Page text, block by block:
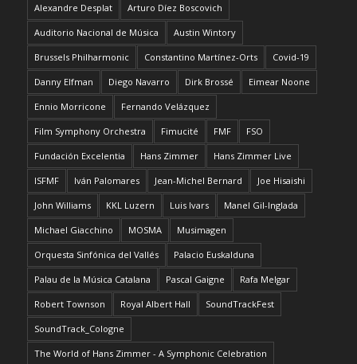
Alexandre Desplat Arturo Díez Boscovich
Auditorio Nacional de Música Austin Wintory
Brussels Philharmonic Constantino Martínez-Orts Covid-19
Danny Elfman Diego Navarro Dirk Brossé Eimear Noone
Ennio Morricone Fernando Velázquez
Film Symphony Orchestra Fimucité FMF FSO
Fundación Excelentia Hans Zimmer Hans Zimmer Live
ISFMF Iván Palomares Jean-Michel Bernard Joe Hisaishi
John Williams KKL Luzern Luis Ivars Manel Gil-Inglada
Michael Giacchino MOSMA Musimagen
Orquesta Sinfónica del Vallés Palacio Euskalduna
Palau de la Música Catalana Pascal Gaigne Rafa Melgar
Robert Townson Royal Albert Hall SoundTrackFest
SoundTrack_Cologne
The World of Hans Zimmer - A Symphonic Celebration